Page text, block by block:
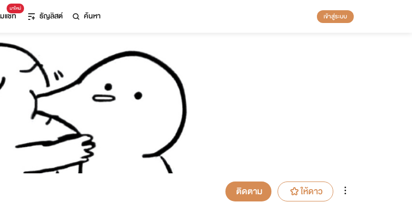
มาใหม่
แชท ธัญลิสต์ ค้นหา เข้าสู่ระบบ
ติดตาม ให้ดาว